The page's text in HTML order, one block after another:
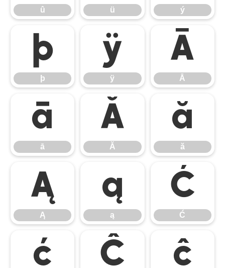
û ü ý
þ
þ
ÿ
ÿ
Ā
Ā
ā
ā
Ă
Ă
ă
ă
Ą
Ą
ą
ą
Ć
Ć
ć Ĉ ĉ